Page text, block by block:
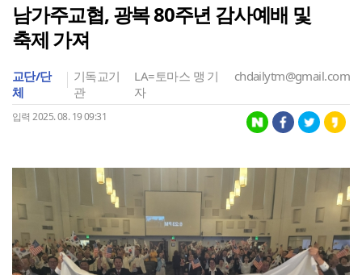
남가주교협, 광복 80주년 감사예배 및
축제 가져
교단/단
체
기독교기
관
LA=토마스 맹 기
자
chdailytm@gmail.com
입력 2025. 08. 19 09:31